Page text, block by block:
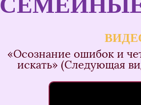
«Осознание ошибок и
искать» (Следующая